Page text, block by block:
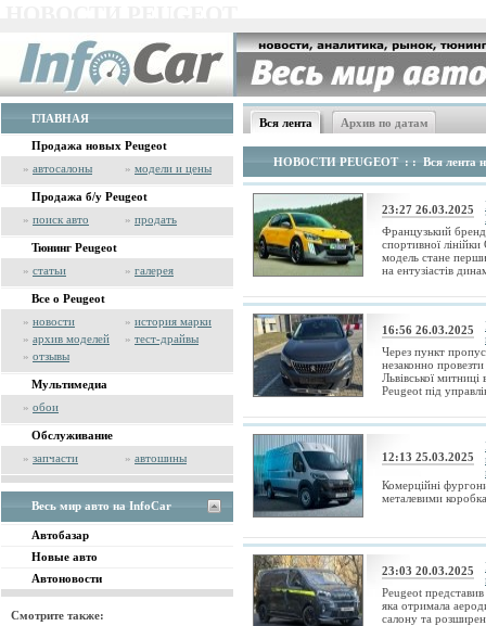
ГЛАВНАЯ
Продажа новых Peugeot
» автосалоны » модели и цены
Продажа б/у Peugeot
» поиск авто » продать
Тюнинг Peugeot
» статьи » галерея
Все о Peugeot
» новости » история марки
» архив моделей » тест-драйвы
» отзывы
Мультимедиа
» обои
Обслуживание
» запчасти » автошины
Весь мир авто на InfoCar
Автобазар
Новые авто
Автоновости
Смотрите также:
Вся лента Архив по датам
НОВОСТИ PEUGEOT: : Вся лента
23:27 26.03.2025
Французький
спортивної
модель стане
на ентузіастів
16:56 26.03.2025
Через пункт
незаконно
Львівської
Peugeot під
12:13 25.03.2025
Комерційні
металевими
23:03 20.03.2025
Peugeot
яка отримала
салону та